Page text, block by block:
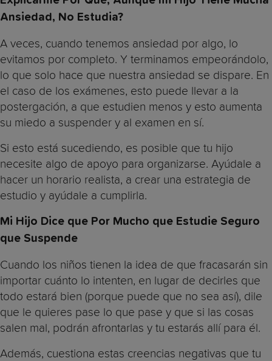
Ansiedad, No Estudia?
A veces, cuando tenemos ansiedad por algo, lo
evitamos por completo. Y terminamos empeorándolo,
lo que solo hace que nuestra ansiedad se dispare. En
el caso de los exámenes, esto puede llevar a la
postergación, a que estudien menos y esto aumenta
su miedo a suspender y al examen en sí.
Si esto está sucediendo, es posible que tu hijo
necesite algo de apoyo para organizarse. Ayúdale a
hacer un horario realista, a crear una estrategia de
estudio y ayúdale a cumplirla.
Mi Hijo Dice que Por Mucho que Estudie Seguro
que Suspende
Cuando los niños tienen la idea de que fracasarán sin
importar cuánto lo intenten, en lugar de decirles que
todo estará bien (porque puede que no sea así), dile
que le quieres pase lo que pase y que si las cosas
salen mal, podrán afrontarlas y tu estarás allí para él.
Además, cuestiona estas creencias negativas que tu